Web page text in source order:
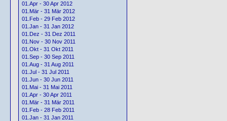
01.Apr - 30 Apr 2012
01.Mär - 31 Mär 2012
01.Feb - 29 Feb 2012
01.Jan - 31 Jan 2012
01.Dez - 31 Dez 2011
01.Nov - 30 Nov 2011
01.Okt - 31 Okt 2011
01.Sep - 30 Sep 2011
01.Aug - 31 Aug 2011
01.Jul - 31 Jul 2011
01.Jun - 30 Jun 2011
01.Mai - 31 Mai 2011
01.Apr - 30 Apr 2011
01.Mär - 31 Mär 2011
01.Feb - 28 Feb 2011
01.Jan - 31 Jan 2011